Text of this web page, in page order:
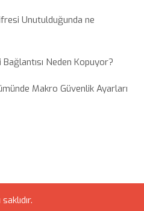
Unutulduğunda ne
Neden Kopuyor?
Makro Güvenlik Ayarları